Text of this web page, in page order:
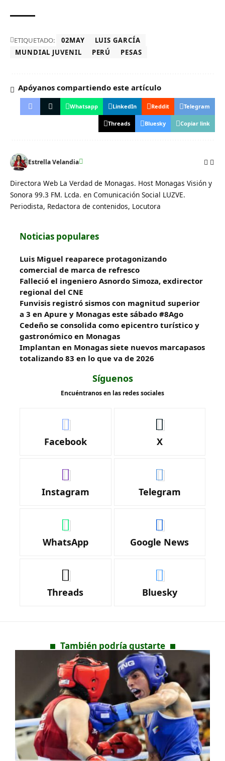
ETIQUETADO: 02MAY
LUIS GARCÍA
MUNDIAL JUVENIL
PERÚ PESAS
Apóyanos compartiendo este artículo
Whatsapp LinkedIn Reddit Telegram
Threads Bluesky Copiar link
Estrella Velandia
Directora Web La Verdad de Monagas. Host Monagas Visión y
Sonora 99.3 FM. Lcda. en Comunicación Social LUZVE.
Periodista, Redactora de contenidos, Locutora
Noticias populares
Luis Miguel reaparece protagonizando
comercial de marca de refresco
Falleció el ingeniero Asnordo Simoza, exdirector
regional del CNE
Funvisis registró sismos con magnitud superior
a 3 en Apure y Monagas este sábado #8Ago
Cedeño se consolida como epicentro turístico y
gastronómico en Monagas
Implantan en Monagas siete nuevos marcapasos
totalizando 83 en lo que va de 2026
Síguenos
Encuéntranos en las redes sociales
Facebook X
Instagram Telegram
WhatsApp Google News
Threads Bluesky
También podría gustarte